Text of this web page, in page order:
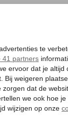
VERRE REIZEN